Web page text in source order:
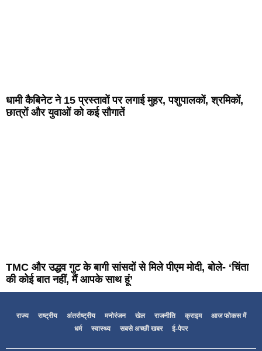
धामी कैबिनेट ने 15 प्रस्तावों पर लगाई मुहर, पशुपालकों, श्रमिकों,
छात्रों और युवाओं को कई सौगातें
TMC और उद्धव गुट के बागी सांसदों से मिले पीएम मोदी, बोले- ‘चिंता
की कोई बात नहीं, मैं आपके साथ हूं’
राज्य राष्ट्रीय अंतर्राष्ट्रीय मनोरंजन खेल राजनीति क्राइम
आज फोकस में
धर्म
स्वास्थ्य सबसे अच्छी खबर ई-पेपर